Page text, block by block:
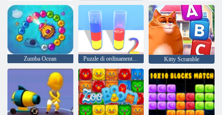
Zumba Ocean Puzzle di ordinamento dell'acqua 2 Kitty Scramble